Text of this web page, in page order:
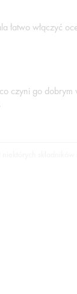
łatwo włączyć
czyni go